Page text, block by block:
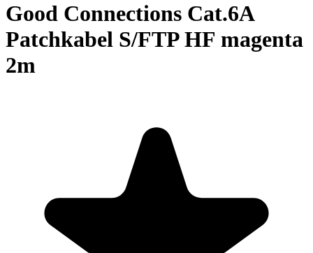
Good Connections Cat.6A
Patchkabel S/FTP HF magenta
2m